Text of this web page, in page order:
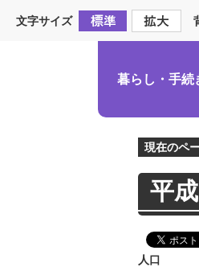
文字サイズ
暮らし・手続
現在のペ
平
人口